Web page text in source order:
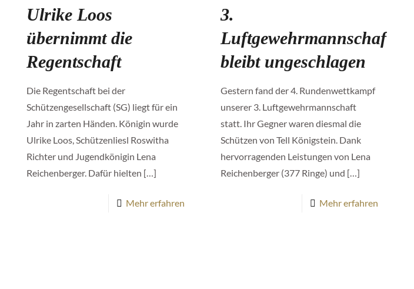
Ulrike Loos
übernimmt die
Regentschaft
Die Regentschaft bei der
Schützengesellschaft (SG) liegt für ein
Jahr in zarten Händen. Königin wurde
Ulrike Loos, Schützenliesl Roswitha
Richter und Jugendkönigin Lena
Reichenberger. Dafür hielten […]
Mehr erfahren
3.
Luftgewehrmannschaft
bleibt ungeschlagen
Gestern fand der 4. Rundenwettkampf
unserer 3. Luftgewehrmannschaft
statt. Ihr Gegner waren diesmal die
Schützen von Tell Königstein. Dank
hervorragenden Leistungen von Lena
Reichenberger (377 Ringe) und […]
Mehr erfahren